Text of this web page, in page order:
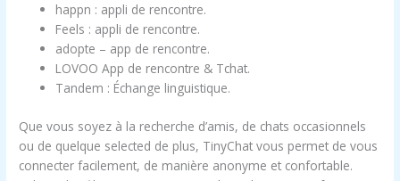
happn : appli de rencontre.
Feels : appli de rencontre.
adopte – app de rencontre.
LOVOO App de rencontre & Tchat.
Tandem : Échange linguistique.
Que vous soyez à la recherche d’amis, de chats occasionnels
ou de quelque selected de plus, TinyChat vous permet de vous
connecter facilement, de manière anonyme et confortable.